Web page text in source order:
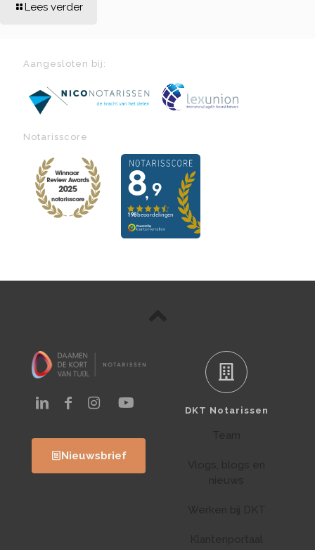
Lees verder
Aangesloten bij:
Notarisscore
Nieuwsbrief
DKT Notarissen